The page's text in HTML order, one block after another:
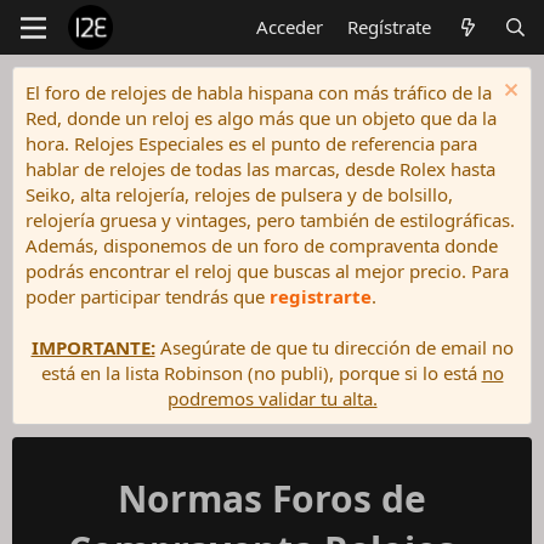
Acceder Regístrate
El foro de relojes de habla hispana con más tráfico de la
Red, donde un reloj es algo más que un objeto que da la
hora. Relojes Especiales es el punto de referencia para
hablar de relojes de todas las marcas, desde Rolex hasta
Seiko, alta relojería, relojes de pulsera y de bolsillo,
relojería gruesa y vintages, pero también de estilográficas.
Además, disponemos de un foro de compraventa donde
podrás encontrar el reloj que buscas al mejor precio. Para
poder participar tendrás que registrarte.
IMPORTANTE:Asegúrate de que tu dirección de email no
está en la lista Robinson (no publi), porque si lo está no
podremos validar tu alta.
Normas Foros de